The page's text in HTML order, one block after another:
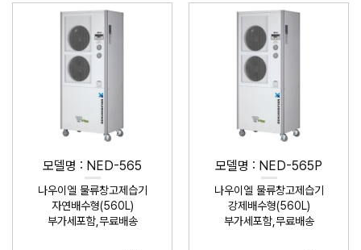
모델명 : NED-565
나우이엘 물류창고제습기
자연배수형(560L)
부가세포함,무료배송
모델명 : NED-565P
나우이엘 물류창고제습기
강제배수형(560L)
부가세포함,무료배송